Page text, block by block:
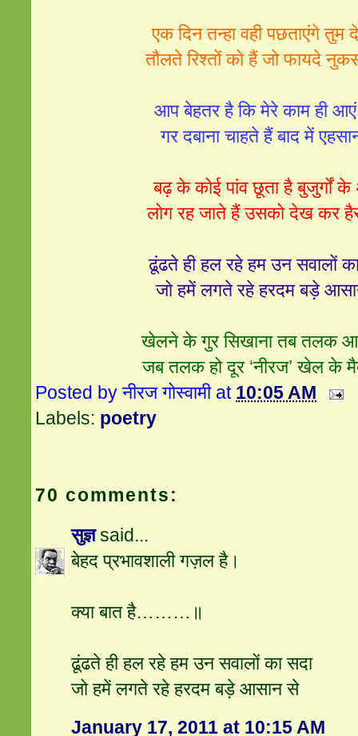
एक दिन तन्हा वही पछताएंगे तुम
तौलते रिश्‍तों को हैं जो फायदे
आप बेहतर है कि मेरे काम ही आएं
गर दबाना चाहते हैं बाद में
बढ़ के कोई पांव छूता है बुजुर्गों
लोग रह जाते हैं उसको देख कर
ढूंढते ही हल रहे हम उन सवालों
जो हमें लगते रहे हरदम बड़े
खेलने के गुर सिखाना तब तलक
जब तलक हो दूर ‘नीरज’ खेल के
Posted byनीरज गोस्वामी at 10:05 AM
Labels: poetry
70 comments:
सुज्ञsaid...
बेहद प्रभावशाली गज़ल है।
क्या बात है………॥
ढूंढते ही हल रहे हम उन सवालों का सदा
जो हमें लगते रहे हरदम बड़े आसान से
January 17, 2011 at 10:15 AM